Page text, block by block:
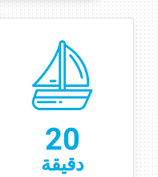
20
دقيقة